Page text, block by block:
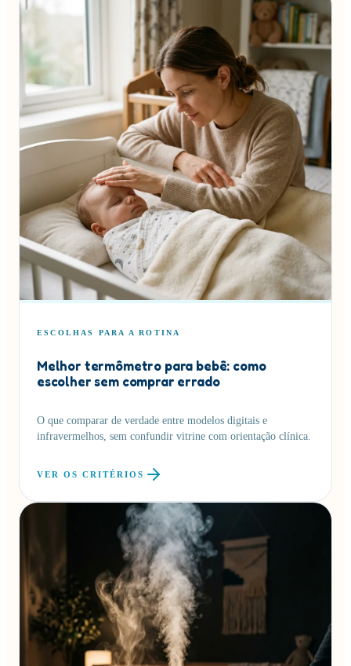
ESCOLHAS PARA A ROTINA
Melhor termômetro para bebê: como
escolher sem comprar errado
O que comparar de verdade entre modelos digitais e
infravermelhos, sem confundir vitrine com orientação clínica.
VER OS CRITÉRIOS